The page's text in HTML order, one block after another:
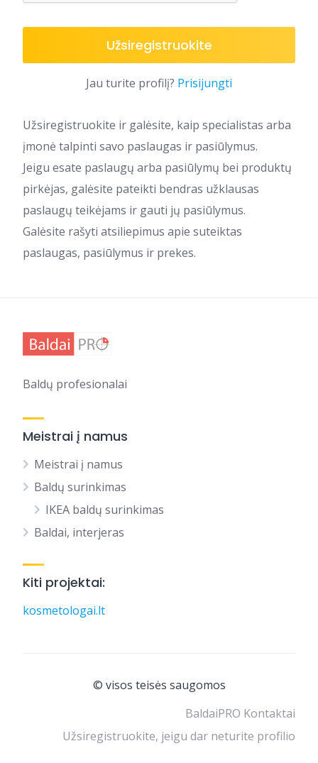
Užsiregistruokite
Jau turite profilį? Prisijungti
Užsiregistruokite ir galėsite, kaip specialistas arba
įmonė talpinti savo paslaugas ir pasiūlymus.
Jeigu esate paslaugų arba pasiūlymų bei produktų
pirkėjas, galėsite pateikti bendras užklausas
paslaugų teikėjams ir gauti jų pasiūlymus.
Galėsite rašyti atsiliepimus apie suteiktas
paslaugas, pasiūlymus ir prekes.
Baldų profesionalai
Meistrai į namus
Meistrai į namus
Baldų surinkimas
IKEA baldų surinkimas
Baldai, interjeras
Kiti projektai:
kosmetologai.lt
© visos teisės saugomos
BaldaiPRO Kontaktai
Užsiregistruokite, jeigu dar neturite profilio